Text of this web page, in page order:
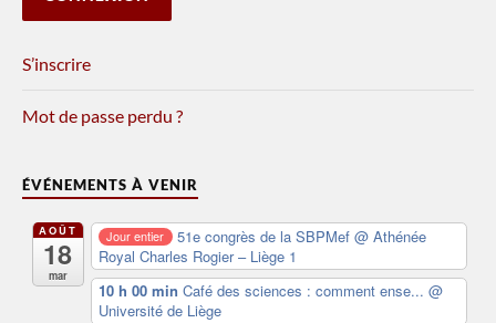
S’inscrire
Mot de passe perdu ?
ÉVÉNEMENTS À VENIR
AOÛT
18
mar
Jour entier 51e congrès de la SBPMef@ Athénée
Royal Charles Rogier – Liège 1
10 h 00 min Café des sciences : comment ense... @
Université de Liège